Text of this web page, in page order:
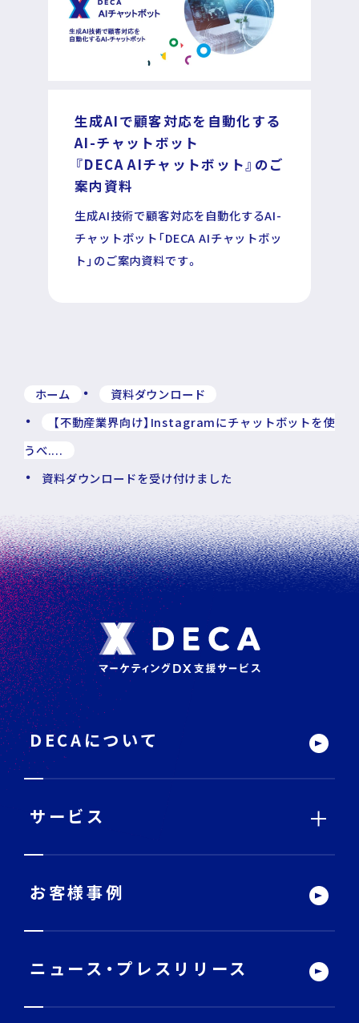
生成AIで顧客対応を自動化する
AI-チャットボット
『DECA AIチャットボット』のご
案内資料
生成AI技術で顧客対応を自動化するAI-
チャットボット「DECA AIチャットボッ
ト」のご案内資料です。
ホーム
資料ダウンロード
【不動産業界向け】Instagramにチャットボットを使
うべ....
資料ダウンロードを受け付けました
フ
ッ
タ
ー
サ
イ
ト
内
DECAについて
サービス
サービストップ
戦略・分析・実行 支援
お客様事例
ニュース・ プレスリリース